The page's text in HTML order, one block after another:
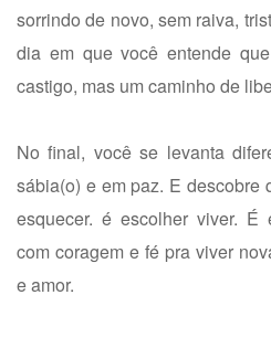
sorrindo de novo, sem raiva,
dia em que você entende
castigo, mas um caminho de
No final, você se levanta
sábia(o) e em paz. E descobre
esquecer. é escolher viver. É
com coragem e fé pra viver
e amor.